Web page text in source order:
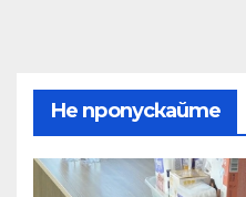
Не пропускайте